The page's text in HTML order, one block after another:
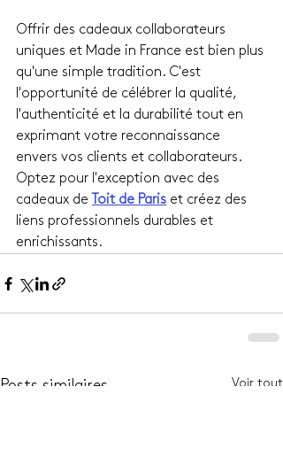
Offrir des cadeaux collaborateurs
uniques et Made in France est bien plus
qu'une simple tradition. C'est
l'opportunité de célébrer la qualité,
l'authenticité et la durabilité tout en
exprimant votre reconnaissance
envers vos clients et collaborateurs.
Optez pour l'exception avec des
cadeaux de Toit de Paris et créez des
liens professionnels durables et
enrichissants.
Posts similaires Voir tout